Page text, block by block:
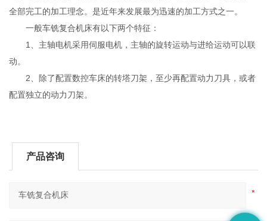
全部完工的加工理念。是近年来发展最为迅速的加工方式之一。
一般车铣复合机床有以下两个特征：
1、主轴电机采用伺服电机，主轴的旋转运动与进给运动可以联
动。
2、除了配置数控车床的转塔刀架，至少再配置动力刀具，或者
配置独立的动力刀架。
产品咨询